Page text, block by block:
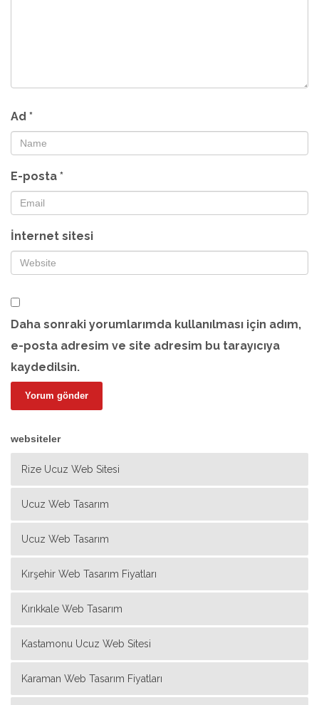
Ad *
E-posta *
İnternet sitesi
Daha sonraki yorumlarımda kullanılması için adım,
e-posta adresim ve site adresim bu tarayıcıya
kaydedilsin.
websiteler
Rize Ucuz Web Sitesi
Ucuz Web Tasarım
Ucuz Web Tasarım
Kırşehir Web Tasarım Fiyatları
Kırıkkale Web Tasarım
Kastamonu Ucuz Web Sitesi
Karaman Web Tasarım Fiyatları